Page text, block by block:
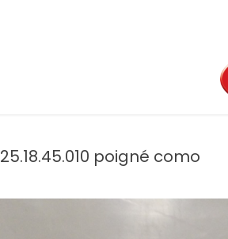
25.18.45.010 poigné como